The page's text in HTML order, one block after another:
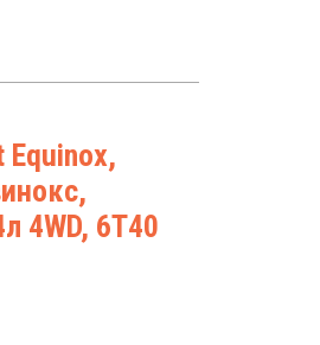
4WD, 6T40